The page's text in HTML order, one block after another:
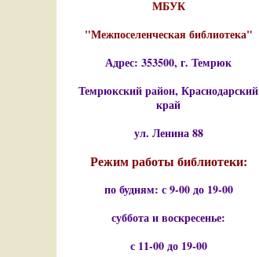
МБУК
"Межпоселенческая библиотека"
Адрес: 353500, г. Темрюк
Темрюкский район, Краснодарский
край
ул. Ленина 88
Режим работы библиотеки:
по будням: с 9-00 до 19-00
суббота и воскресенье:
с 11-00 до 19-00